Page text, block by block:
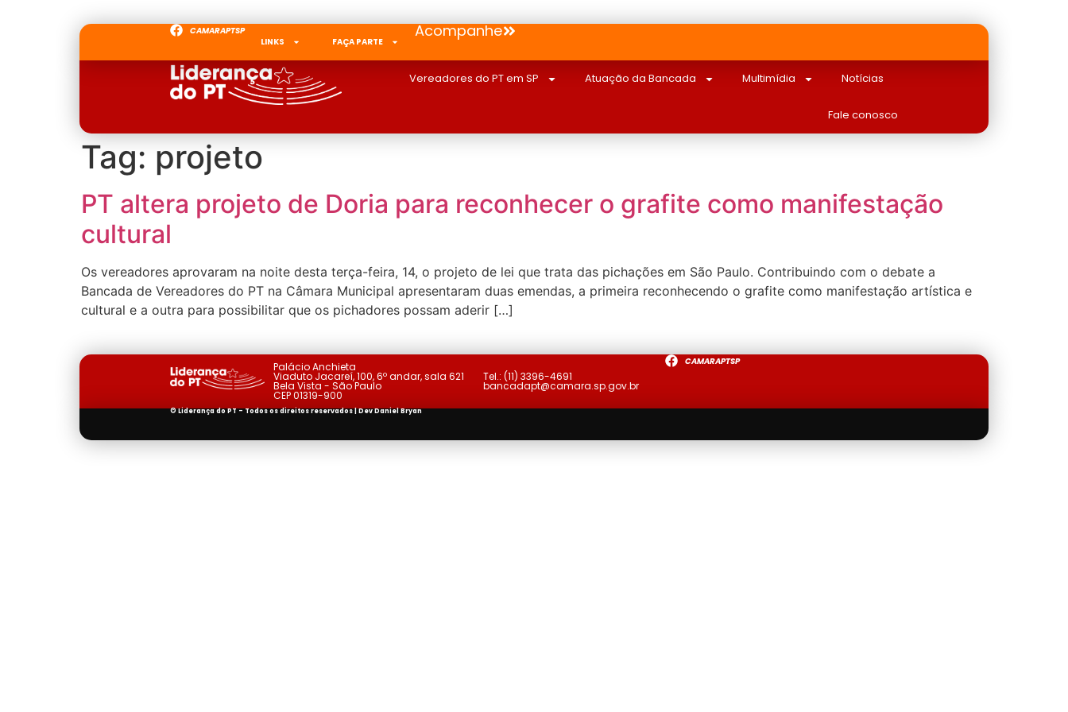
CAMARAPTSP
LINKS
FAÇA PARTE
Acompanhe
Vereadores do PT em SP Atuação da Bancada Multimídia Notícias
Fale conosco
Tag: projeto
PT altera projeto de Doria para reconhecer o grafite como manifestação
cultural
Os vereadores aprovaram na noite desta terça-feira, 14, o projeto de lei que trata das pichações em São Paulo. Contribuindo com o debate a
Bancada de Vereadores do PT na Câmara Municipal apresentaram duas emendas, a primeira reconhecendo o grafite como manifestação artística e
cultural e a outra para possibilitar que os pichadores possam aderir […]
Palácio Anchieta
Viaduto Jacareí, 100, 6º andar, sala 621
Bela Vista - São Paulo
CEP 01319-900
Tel.: (11) 3396-4691
bancadapt@camara.sp.gov.br
CAMARAPTSP
© Liderança do PT - Todos os direitos reservados | DevDaniel Bryan